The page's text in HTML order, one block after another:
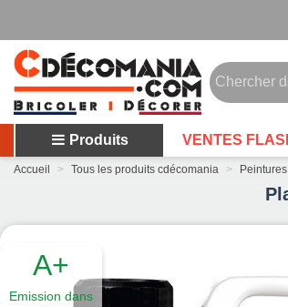
Produits VENTES
Accueil > Tous les produits cdécomania >
A+
Emission dans